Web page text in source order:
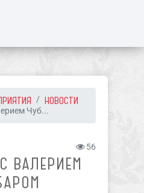
НОВОСТИ
Чуб...
56
ВАЛЕРИЕМ